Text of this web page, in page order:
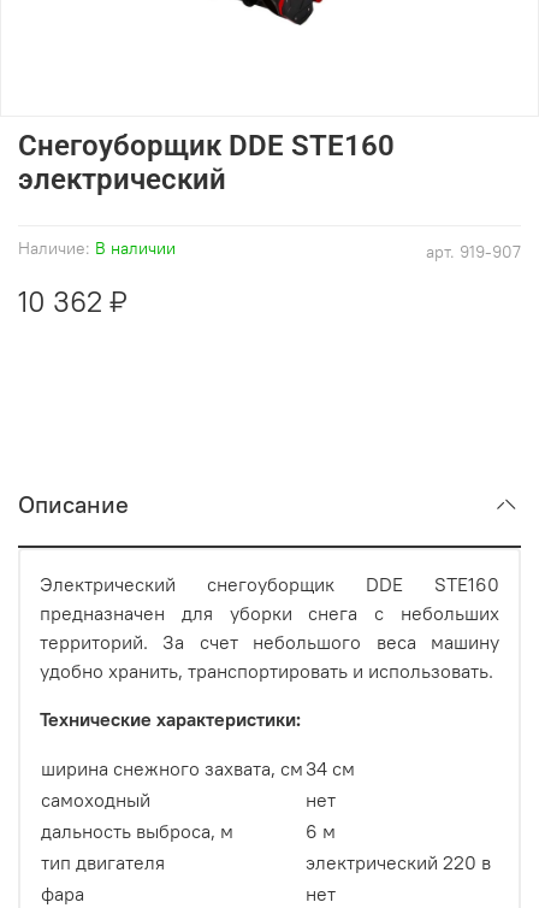
арт. 919-907
Наличие: В наличии
Снегоуборщик DDE STE160
электрический
10 362 ₽
Описание
Электрический снегоуборщик DDE STE160
предназначен для уборки снега с небольших
территорий. За счет небольшого веса машину
удобно хранить, транспортировать и использовать.
Технические характеристики:
ширина снежного захвата, см 34 см
самоходный
нет
дальность выброса, м
6 м
тип двигателя
электрический 220 в
фара
нет